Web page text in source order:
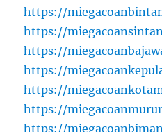
https://
https://
https://
https://
https://
https://
https://